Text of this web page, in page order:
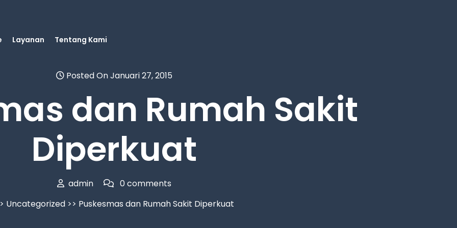
Layanan Tentang Kami
Posted On Januari 27, 2015
dan Rumah Sakit
Diperkuat
admin
0 comments
Uncategorized>> Puskesmas dan Rumah Sakit Diperkuat